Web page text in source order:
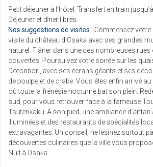
Petit déjeuner à l’hôtel. Transfert en train
Déjeuner et dîner libres.
Nos suggestions de visites : Commencez votre
visite du château d’Osaka avec ses grandes
naturel. Flâner dans une des nombreuses
couvertes. Poursuivez votre soirée sur les
Dotonbori, avec ses écrans géants et ses
de poulpe et de crabe. Vous êtes enfin arrivé
où toute la frénésie nocturne bat son plein.
sud, pour vous retrouver face à la fameuse
Tsutenkaku. À son pied, une ambiance d’antan
illuminées et des restaurants de spécialités
extravagantes. Un conseil, ne lésinez surtout
découvertes culinaires que la ville vous
Nuit à Osaka.